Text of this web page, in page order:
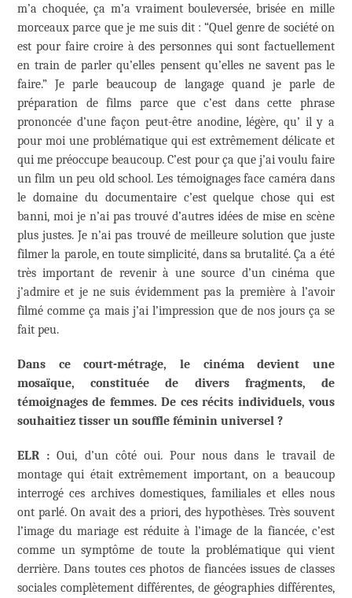
m’a choquée, ça m’a vraiment bouleversée, brisée en mille
morceaux parce que je me suis dit : “Quel genre de société on
est pour faire croire à des personnes qui sont factuellement
en train de parler qu’elles pensent qu’elles ne savent pas le
faire.” Je parle beaucoup de langage quand je parle de
préparation de films parce que c’est dans cette phrase
prononcée d’une façon peut-être anodine, légère, qu’ il y a
pour moi une problématique qui est extrêmement délicate et
qui me préoccupe beaucoup. C’est pour ça que j’ai voulu faire
un film un peu old school. Les témoignages face caméra dans
le domaine du documentaire c’est quelque chose qui est
banni, moi je n’ai pas trouvé d’autres idées de mise en scène
plus justes. Je n’ai pas trouvé de meilleure solution que juste
filmer la parole, en toute simplicité, dans sa brutalité. Ça a été
très important de revenir à une source d’un cinéma que
j’admire et je ne suis évidemment pas la première à l’avoir
filmé comme ça mais j’ai l’impression que de nos jours ça se
fait peu.
Dans ce court-métrage, le cinéma devient une
mosaïque, constituée de divers fragments, de
témoignages de femmes. De ces récits individuels, vous
souhaitiez tisser un souffle féminin universel ?
ELR : Oui, d’un côté oui. Pour nous dans le travail de
montage qui était extrêmement important, on a beaucoup
interrogé ces archives domestiques, familiales et elles nous
ont parlé. On avait des a priori, des hypothèses. Très souvent
l’image du mariage est réduite à l’image de la fiancée, c’est
comme un symptôme de toute la problématique qui vient
derrière. Dans toutes ces photos de fiancées issues de classes
sociales complètement différentes, de géographies différentes,